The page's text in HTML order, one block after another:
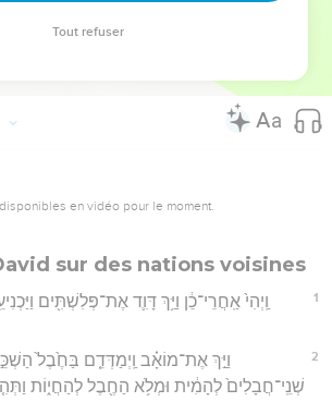
Codex - tanach.us --- Grec : © 2010 by the
en vidéo pour le moment.
sur des nations voisines
1
וַֽיְהִי֙ אַֽחֲרֵי־כֵ֔ן וַיַּ֥ךְ דָּוִ֛ד אֶת־פְּלִשְׁתִּ֖ים
2
וַיַּ֣ךְ אֶת־מוֹאָ֗ב וַֽיְמַדְּדֵ֤ם בַּחֶ֙בֶל֙
שְׁנֵֽי־חֲבָלִים֙ לְהָמִ֔ית וּמְלֹ֥א הַחֶ֖בֶל לְהַחֲי֑וֹת
Tout refuser